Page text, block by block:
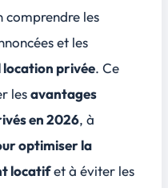
comprendre les
et les
location privée. Ce
lesavantages
en 2026, à
optimiser la
locatifet à éviter les